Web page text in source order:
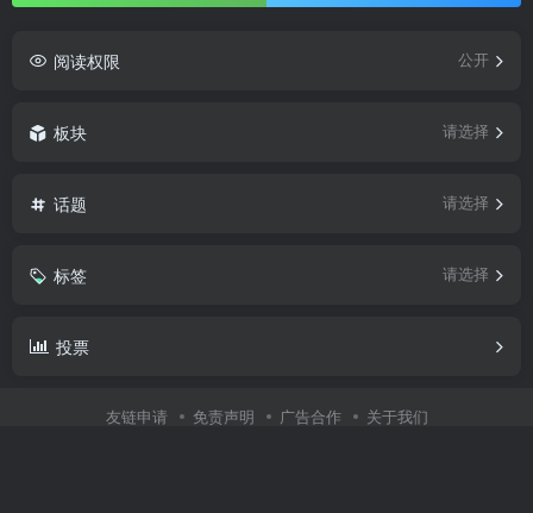
阅读权限 公开
板块 请选择
话题 请选择
标签 请选择
投票
友链申请 免责声明 广告合作 关于我们